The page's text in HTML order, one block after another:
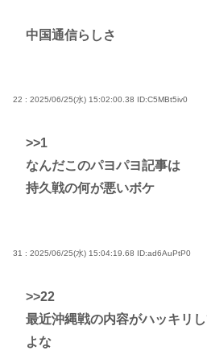
中国通信らしさ
22 : 2025/06/25(水) 15:02:00.38 ID:C5MBt5iv0
>>1
なんだこのパヨパヨ記事は
持久戦の何が悪いボケ
31 : 2025/06/25(水) 15:04:19.68 ID:ad6AuPtP0
>>22
最近沖縄戦の内容がハッキリ
よな